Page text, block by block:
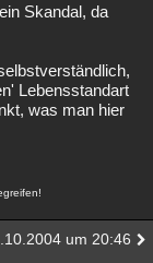
Skandal, da
Lebensstandart
was man hier
um 20:46